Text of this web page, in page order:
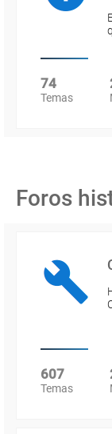
74
Temas
Foros
607
Temas